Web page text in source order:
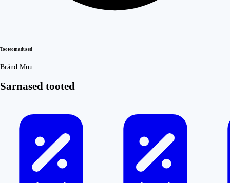
Tooteomadused
Bränd:Muu
Sarnased tooted